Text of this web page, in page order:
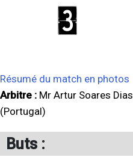
3
Résumé du match en photos
Arbitre : Mr Artur Soares Dias
(Portugal)
Buts :